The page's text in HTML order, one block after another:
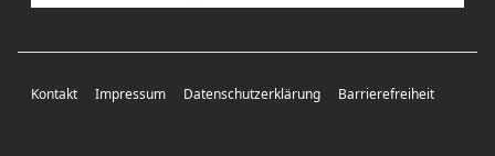
Kontakt Impressum Datenschutzerklärung Barrierefreiheit